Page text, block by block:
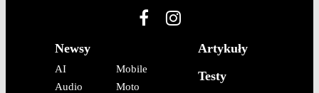
Newsy
AI
Audio
Mobile
Moto
Artykuły
Testy